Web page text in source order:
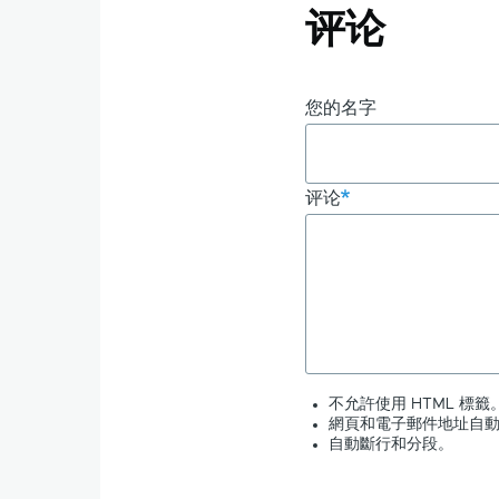
评论
您的名字
评论
不允許使用 HTML 標籤。
網頁和電子郵件地址自
自動斷行和分段。